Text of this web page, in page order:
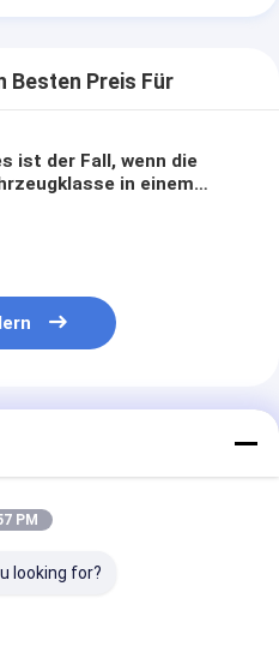
Besten Preis Für
ist der Fall, wenn die
in einem
PM
looking for?